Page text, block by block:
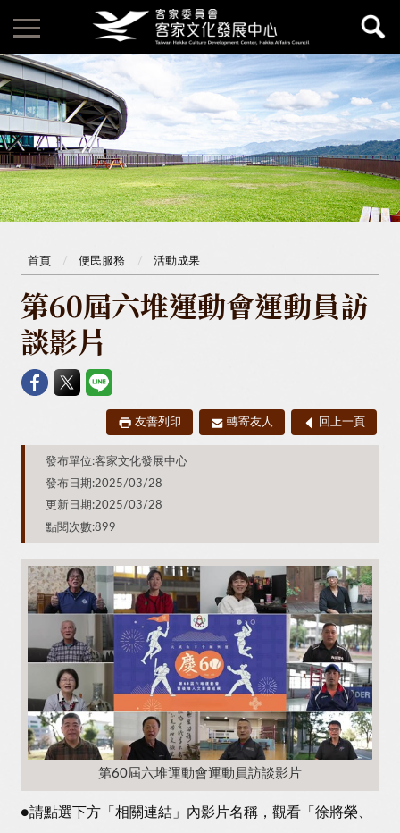
首頁 便民服務 活動成果
第60屆六堆運動會運動員訪
談影片
友善列印 轉寄友人 回上一頁
發布單位:客家文化發展中心
發布日期:2025/03/28
更新日期:2025/03/28
點閱次數:899
第60屆六堆運動會運動員訪談影片
●請點選下方「相關連結」內影片名稱，觀看「徐將榮、